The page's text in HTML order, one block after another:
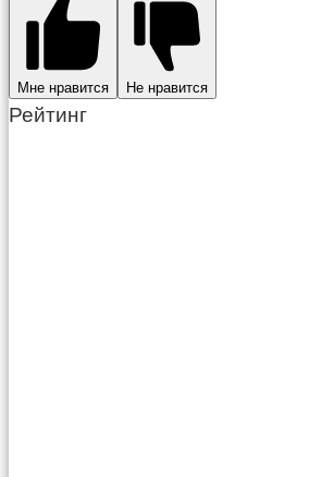
Мне нравится Не нравится
Рейтинг